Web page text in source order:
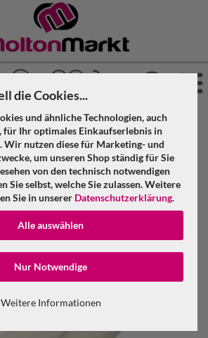
die Cookies...
und ähnliche Technologien, auch
Ihr optimales Einkaufserlebnis in
Wir nutzen diese für Marketing- und
um unseren Shop ständig für Sie
von den technisch notwendigen
Sie selbst, welche Sie zulassen. Weitere
Sie in unserer Datenschutzerklärung.
Alle auswählen
Nur Notwendige
Weitere Informationen
Konto erstellen
Molton » Dekomolton »
» Naturweiß »
naturweiß, B=5m (geöst) x
konfektioniert,
(geöst) x H=3m